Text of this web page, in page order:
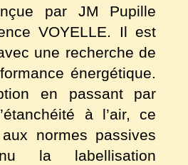
par JM Pupille
VOYELLE. Il est
une recherche de
énergétique.
en passant par
à l’air, ce
normes passives
la labellisation